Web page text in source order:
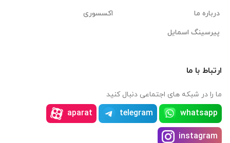
درباره ما
پیرسینگ اسمایل
اکسسوری
ارتباط با ما
ما را در شبکه های اجتماعی دنبال کنید
whatsapp
telegram
aparat
instagram